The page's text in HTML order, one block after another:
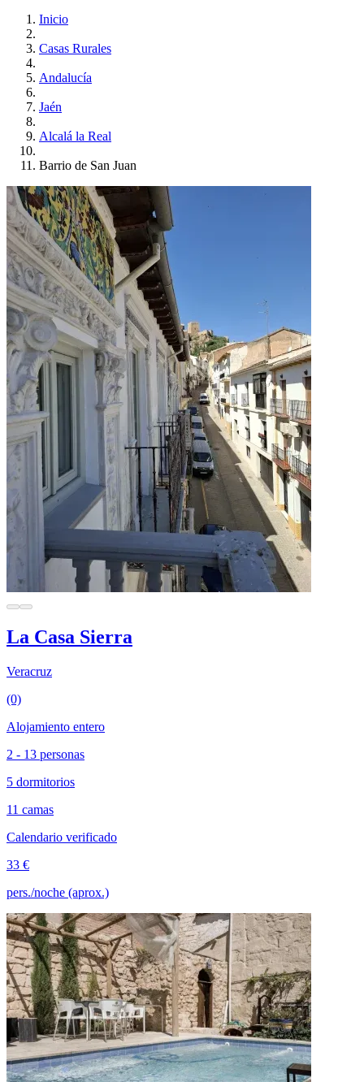
Inicio
Casas Rurales
Andalucía
Jaén
Alcalá la Real
Barrio de San Juan
La Casa Sierra
Veracruz
(0)
Alojamiento entero
2 - 13 personas
5 dormitorios
11 camas
Calendario verificado
33 €
pers./noche (aprox.)